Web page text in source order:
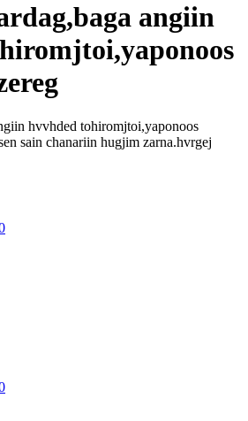
angiin
hvvhded tohiromjtoi,yaponoos
sain chanariin hugjim zarna.hvrgej